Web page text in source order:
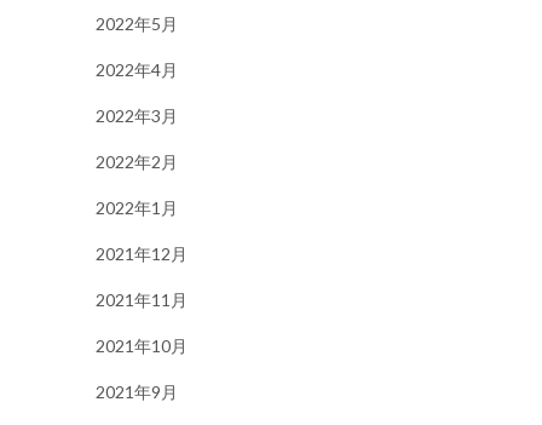
2022年5月
2022年4月
2022年3月
2022年2月
2022年1月
2021年12月
2021年11月
2021年10月
2021年9月